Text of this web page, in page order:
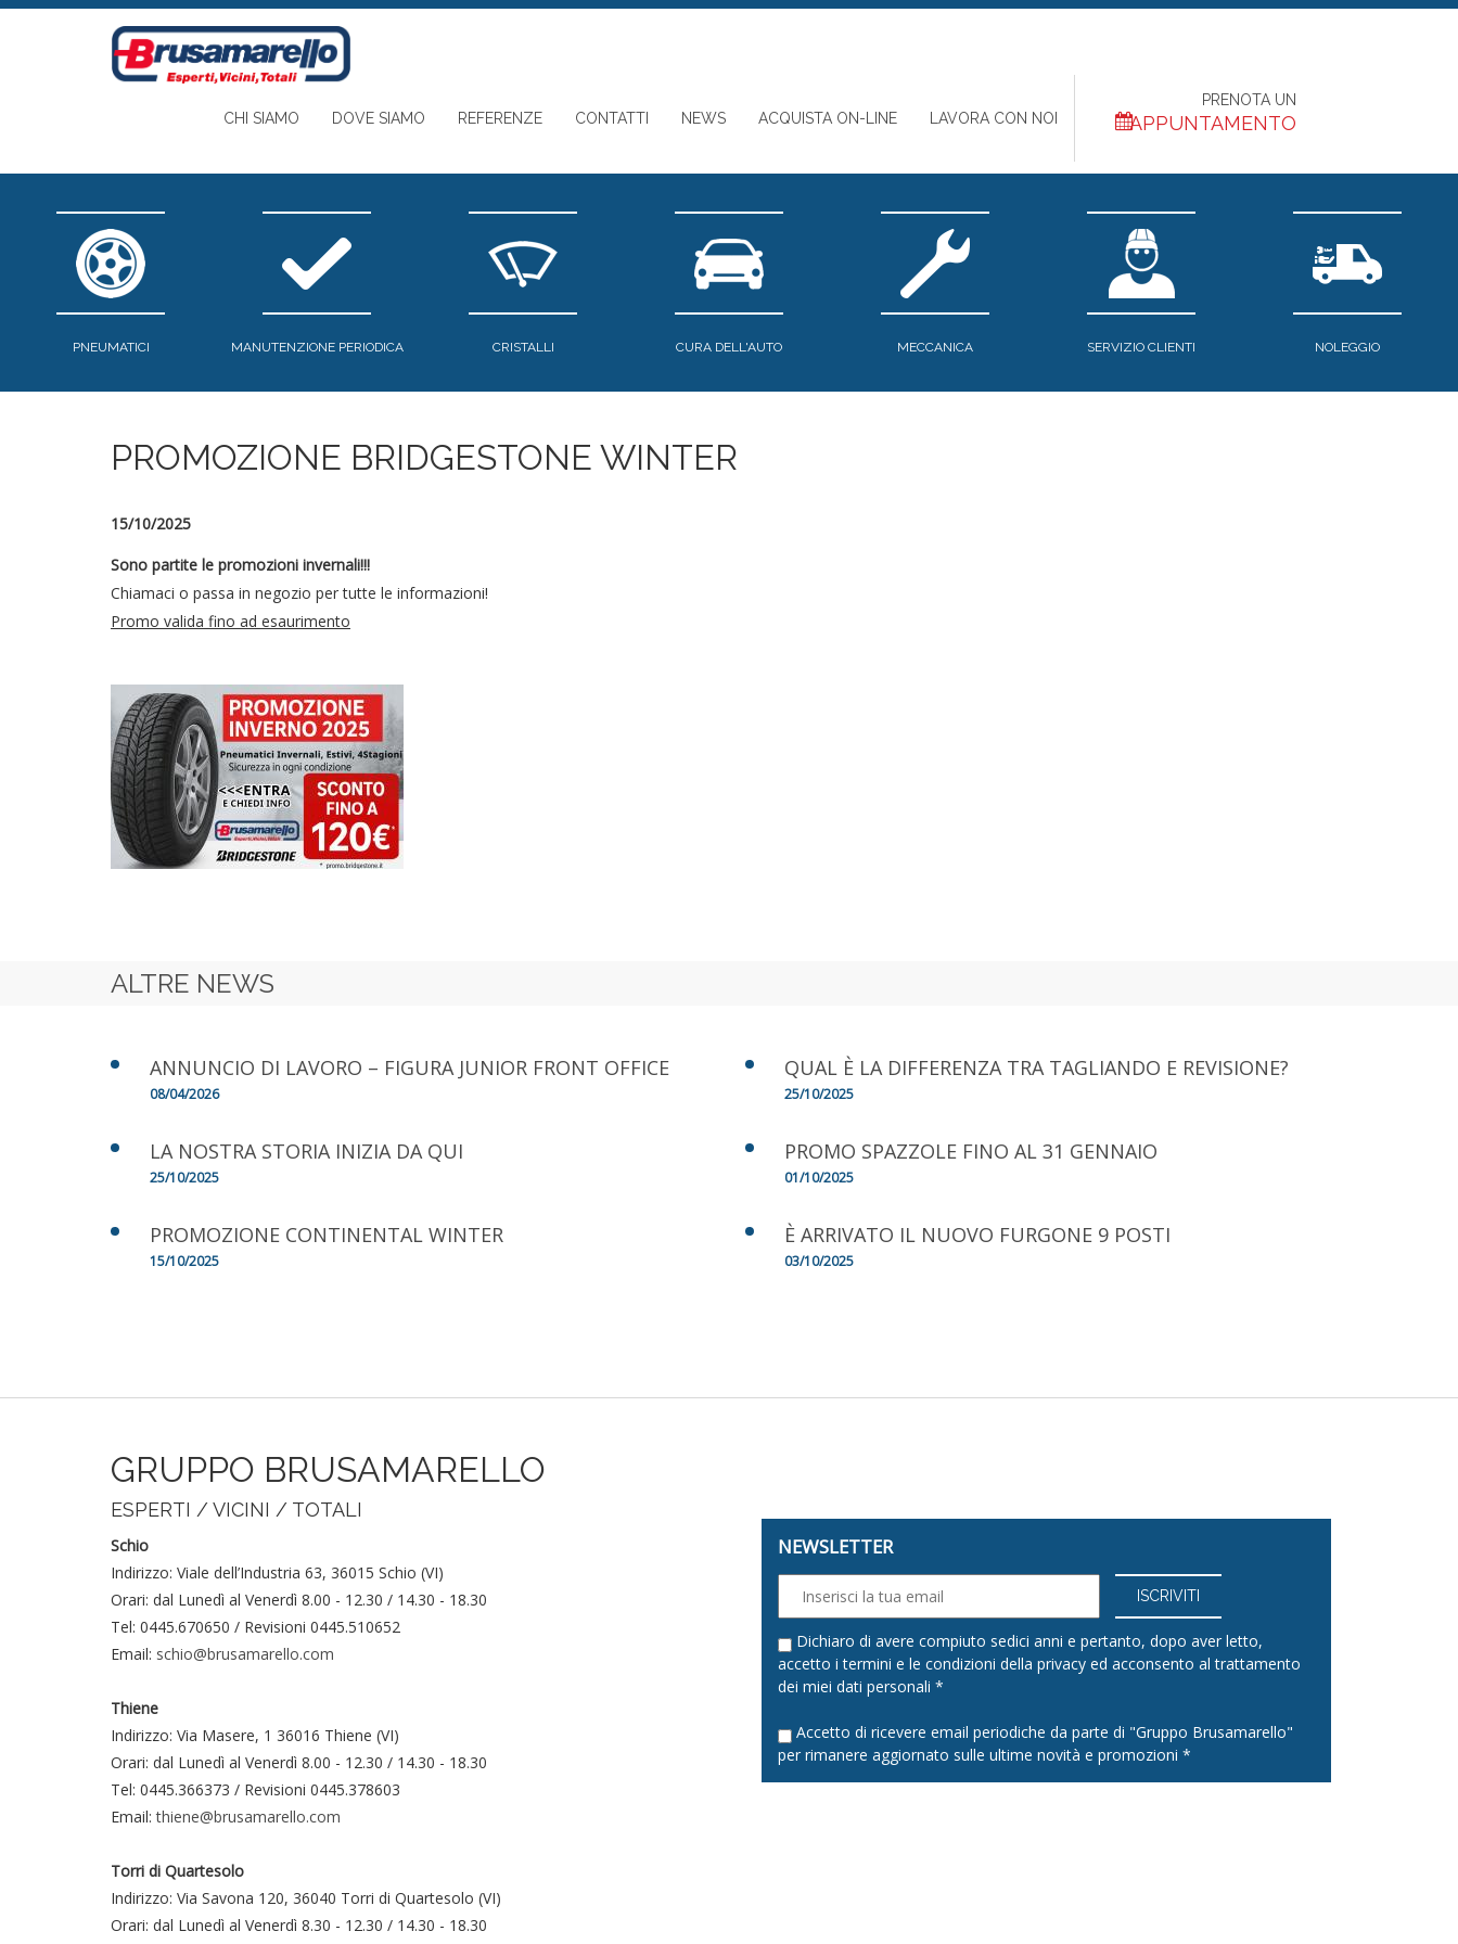
Salta al contenuto principale
CHI SIAMO DOVE SIAMO REFERENZE CONTATTI NEWS ACQUISTA ON-LINE LAVORA CON NOI
PRENOTA UN
APPUNTAMENTO
PNEUMATICI MANUTENZIONE PERIODICA CRISTALLI CURA DELL'AUTO MECCANICA SERVIZIO CLIENTI NOLEGGIO
PROMOZIONE BRIDGESTONE WINTER
15/10/2025
Sono partite le promozioni invernali!!!
Chiamaci o passa in negozio per tutte le informazioni!
Promo valida fino ad esaurimento
ALTRE NEWS
ANNUNCIO DI LAVORO – FIGURA JUNIOR FRONT OFFICE
08/04/2026
QUAL È LA DIFFERENZA TRA TAGLIANDO E REVISIONE?
25/10/2025
LA NOSTRA STORIA INIZIA DA QUI
25/10/2025
PROMO SPAZZOLE FINO AL 31 GENNAIO
01/10/2025
PROMOZIONE CONTINENTAL WINTER
15/10/2025
È ARRIVATO IL NUOVO FURGONE 9 POSTI
03/10/2025
GRUPPO BRUSAMARELLO
ESPERTI / VICINI / TOTALI
Schio
Indirizzo: Viale dell’Industria 63, 36015 Schio (VI)
Orari: dal Lunedì al Venerdì 8.00 - 12.30 / 14.30 - 18.30
Tel: 0445.670650 / Revisioni 0445.510652
Email: schio@brusamarello.com
Thiene
Indirizzo: Via Masere, 1 36016 Thiene (VI)
Orari: dal Lunedì al Venerdì 8.00 - 12.30 / 14.30 - 18.30
Tel: 0445.366373 / Revisioni 0445.378603
Email:thiene@brusamarello.com
Torri di Quartesolo
Indirizzo: Via Savona 120, 36040 Torri di Quartesolo (VI)
Orari: dal Lunedì al Venerdì 8.30 - 12.30 / 14.30 - 18.30
NEWSLETTER
Dichiaro di avere compiuto sedici anni e pertanto, dopo aver letto,
accetto i termini e le condizioni della privacy ed acconsento al trattamento
dei miei dati personali *
Accetto di ricevere email periodiche da parte di "Gruppo Brusamarello"
per rimanere aggiornato sulle ultime novità e promozioni *